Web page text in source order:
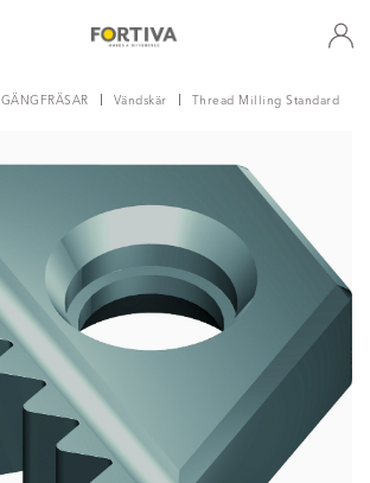
GÄNGFRÄSAR Vändskär Thread Milling Standard